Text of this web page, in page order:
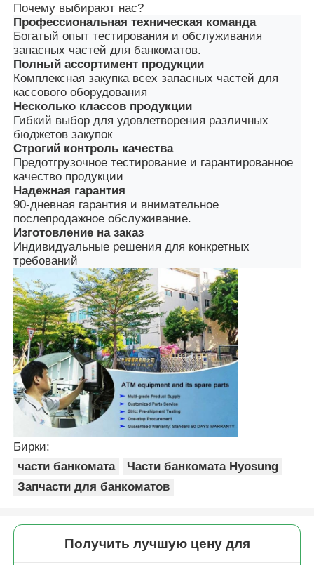
Почему выбирают нас?
Профессиональная техническая команда
Богатый опыт тестирования и обслуживания
запасных частей для банкоматов.
Полный ассортимент продукции
Комплексная закупка всех запасных частей для
кассового оборудования
Несколько классов продукции
Гибкий выбор для удовлетворения различных
бюджетов закупок
Строгий контроль качества
Предотгрузочное тестирование и гарантированное
качество продукции
Надежная гарантия
90-дневная гарантия и внимательное
послепродажное обслуживание.
Изготовление на заказ
Индивидуальные решения для конкретных
требований
Бирки:
части банкомата
Части банкомата Hyosung
Запчасти для банкоматов
Получить лучшую цену для